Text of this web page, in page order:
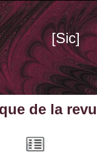
[Sic]
de la